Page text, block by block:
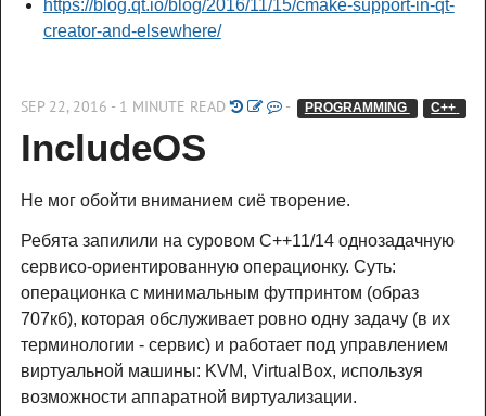
https://blog.qt.io/blog/2016/11/15/cmake-support-in-qt-
creator-and-elsewhere/
SEP 22, 2016 - 1 MINUTE READ - PROGRAMMING
IncludeOS
Не мог обойти вниманием сиё творение.
Ребята запилили на суровом C++11/14 однозадачную
сервисо-ориентированную операционку. Суть:
операционка с минимальным футпринтом (образ
707кб), которая обслуживает ровно одну задачу (в их
терминологии - сервис) и работает под управлением
виртуальной машины: KVM, VirtualBox, используя
возможности аппаратной виртуализации.